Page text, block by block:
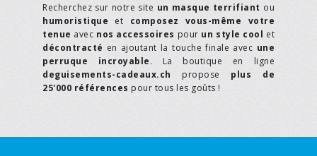
Recherchez sur notre site un masque terrifiant ou
humoristique et composez vous-même votre
tenue avec nos accessoires pour un style cool et
décontracté en ajoutant la touche finale avec une
perruque incroyable. La boutique en ligne
deguisements-cadeaux.ch propose plus de
25'000 références pour tous les goûts !